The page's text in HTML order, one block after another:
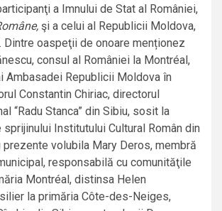
a Imnului de Stat al României,
şi a celui al Republicii Moldova,
. Dintre oaspeţii de onoare menționez
consul al României la Montréal,
Ambasadei Republicii Moldova în
Constantin Chiriac, directorul
“Radu Stanca” din Sibiu, sosit la
sprijinului Institutului Cultural Român din
prezente volubila Mary Deros, membră
responsabilă cu comunităţile
Montréal, distinsa Helen
la primăria Côte-des-Neiges,